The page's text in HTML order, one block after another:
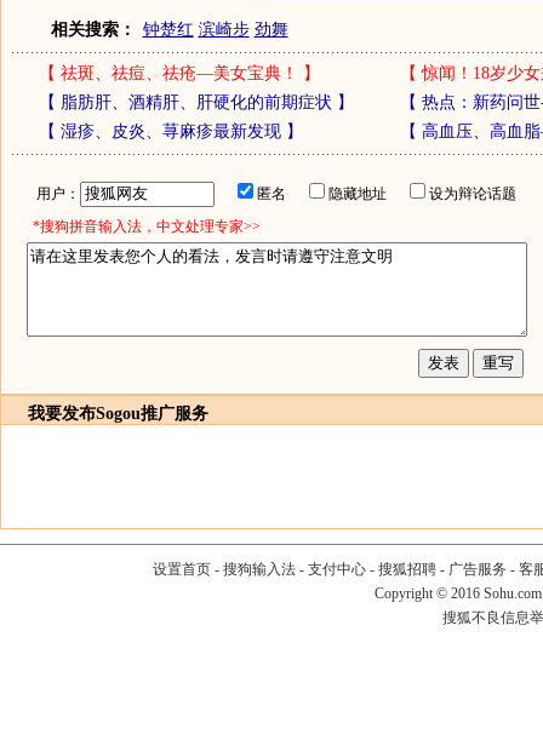
相关搜索： 钟楚红 滨崎步 劲舞
【 祛斑、祛痘、祛疮—美女宝典！ 】 【惊闻！18岁少
【 脂肪肝、酒精肝、肝硬化的前期症状 】 【 热点：新药问
【 湿疹、皮炎、荨麻疹最新发现】 【 高血压、高血
用户： 匿名 隐藏地址
设为辩论话题
*搜狗拼音输入法，中文处理专家>>
我要发布Sogou推广服务
设置首页- 搜狗输入法- 支付中心- 搜狐招聘- 广告服务 - 客
Copyright © 2016
搜狐不良信息